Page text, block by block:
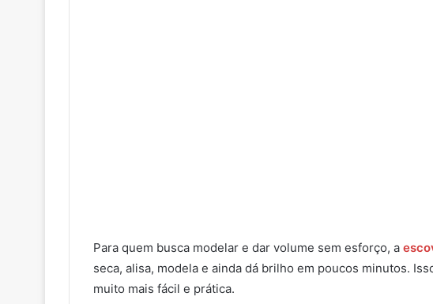
Para quem busca modelar e dar volume sem esforço, a
seca, alisa, modela e ainda dá brilho em poucos minutos.
muito mais fácil e prática.